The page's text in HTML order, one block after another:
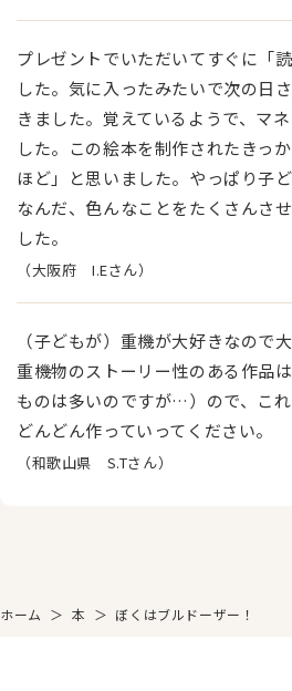
プレゼントでいただいてすぐに「
した。気に入ったみたいで次の日
きました。覚えているようで、マ
した。この絵本を制作されたきっ
ほど」と思いました。やっぱり子
なんだ、色んなことをたくさんさ
した。
（大阪府 I.Eさん）
（子どもが）重機が大好きなので
重機物のストーリー性のある作品
ものは多いのですが…）ので、こ
どんどん作っていってください。
（和歌山県 S.Tさん）
ホーム ＞ 本 ＞ ぼくはブルドーザー！